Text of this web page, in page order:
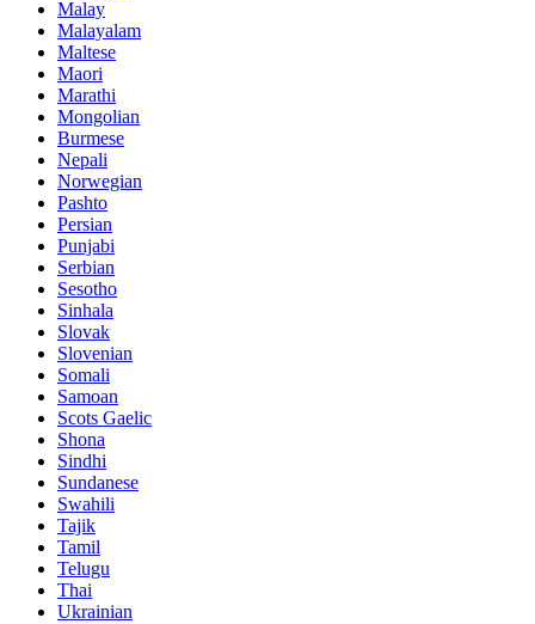
Malay
Malayalam
Maltese
Maori
Marathi
Mongolian
Burmese
Nepali
Norwegian
Pashto
Persian
Punjabi
Serbian
Sesotho
Sinhala
Slovak
Slovenian
Somali
Samoan
Scots Gaelic
Shona
Sindhi
Sundanese
Swahili
Tajik
Tamil
Telugu
Thai
Ukrainian